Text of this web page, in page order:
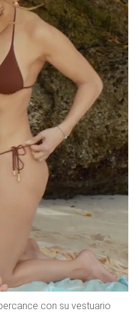
con su vestuario